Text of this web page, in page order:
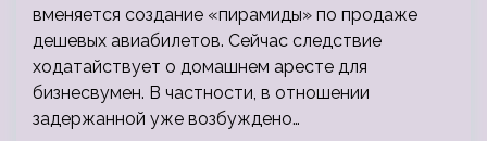
вменяется создание «пирамиды» по продаже
дешевых авиабилетов. Сейчас следствие
ходатайствует о домашнем аресте для
бизнесвумен. В частности, в отношении
задержанной уже возбуждено…